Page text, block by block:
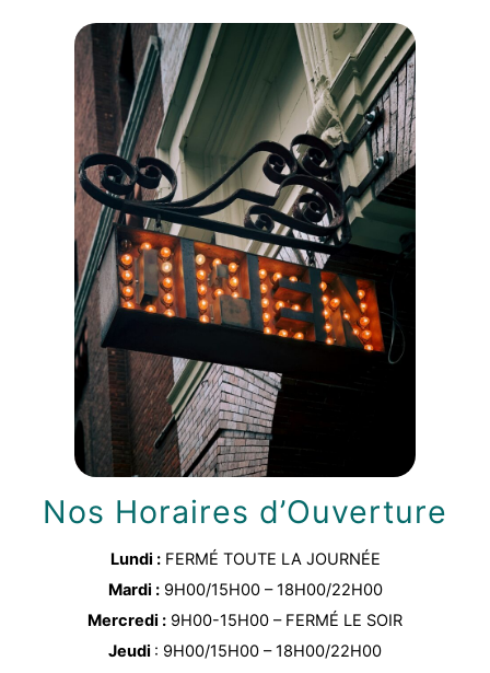
Nos Horaires d’Ouverture
Lundi :FERMÉ TOUTE LA JOURNÉE
Mardi :9H00/15H00 – 18H00/22H00
Mercredi : 9H00-15H00 – FERMÉ LE SOIR
Jeudi : 9H00/15H00 – 18H00/22H00